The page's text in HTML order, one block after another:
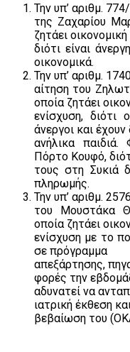
Την υπ’ αριθμ.
της Ζαχαρίου
ζητάει
διότι είναι
οικονομικά.
Την υπ’ αριθμ.
αίτηση του
οποία ζητάει
ενίσχυση, διότι
άνεργοι και έχουν
ανήλικα παιδιά.
Πόρτο Κουφό,
τους στη Συκιά
πληρωμής.
Την υπ’ αριθμ.
του Μουστάκα
οποία ζητάει
ενίσχυση με το
σε πρόγραμμα
απεξάρτησης,
φορές την
αδυνατεί να
ιατρική έκθεση
βεβαίωση του